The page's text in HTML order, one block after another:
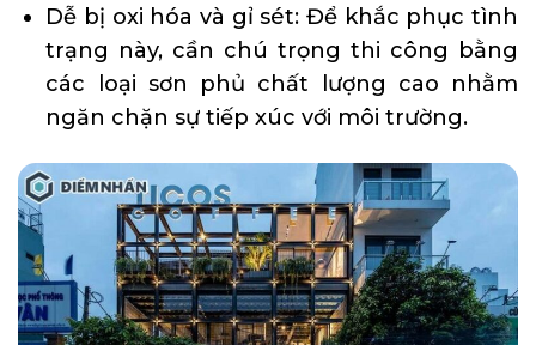
Dễ bị oxi hóa và gỉ sét: Để khắc phục tình
trạng này, cần chú trọng thi công bằng
các loại sơn phủ chất lượng cao nhằm
ngăn chặn sự tiếp xúc với môi trường.